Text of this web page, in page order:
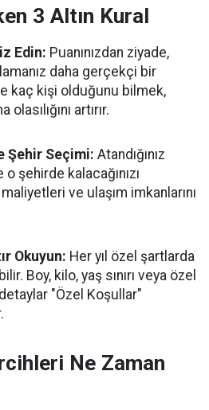
3 Altın Kural
Edin: Puanınızdan ziyade,
daha gerçekçi bir
kaç kişi olduğunu bilmek,
artırır.
Şehir Seçimi: Atandığınız
şehirde kalacağınızı
ve ulaşım imkanlarını
Okuyun: Her yıl özel şartlarda
Boy, kilo, yaş sınırı veya özel
"Özel Koşullar"
Ne Zaman